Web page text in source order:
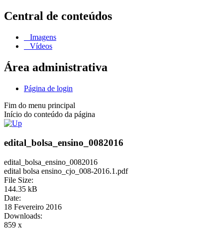
Central de conteúdos
Imagens
Vídeos
Área administrativa
Página de login
Fim do menu principal
Início do conteúdo da página
edital_bolsa_ensino_0082016
edital_bolsa_ensino_0082016
edital bolsa ensino_cjo_008-2016.1.pdf
File Size:
144.35 kB
Date:
18 Fevereiro 2016
Downloads:
859 x